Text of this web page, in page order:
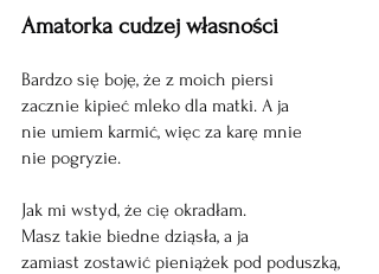
Amatorka cudzej własności
Bardzo się boję, że z moich piersi
zacznie kipieć mleko dla matki. A ja
nie umiem karmić, więc za karę mnie
nie pogryzie.
Jak mi wstyd, że cię okradłam.
Masz takie biedne dziąsła, a ja
zamiast zostawić pieniążek pod poduszką,